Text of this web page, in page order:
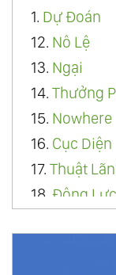
1. Dự Đoán
12. Nô Lệ
13. Ngại
14. Thưởng
15. Nowhere
16. Cục Diện
17. Thuật
18. Động Lực